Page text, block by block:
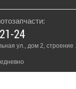
24
ул., дом 2, строение